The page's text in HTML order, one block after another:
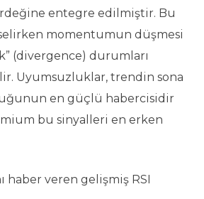
entegre edilmiştir. Bu
momentumun düşmesi
(divergence) durumları
Uyumsuzluklar, trendin sona
en güçlü habercisidir
bu sinyalleri en erken
haber veren gelişmiş RSI